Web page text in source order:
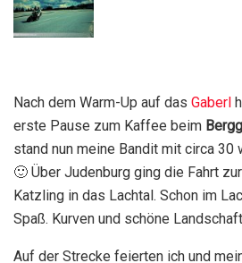
Nach dem Warm-Up auf das Gaberl
erste Pause zum Kaffee beim
stand nun meine Bandit mit circa 30
🙂 Über Judenburg ging die Fahrt
Katzling in das Lachtal. Schon im
Spaß. Kurven und schöne
Auf der Strecke feierten ich und